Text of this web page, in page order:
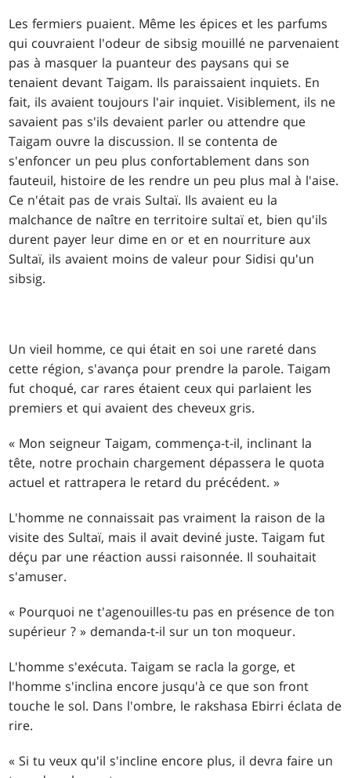
Les fermiers puaient. Même les épices et les parfums
qui couvraient l'odeur de sibsig mouillé ne parvenaient
pas à masquer la puanteur des paysans qui se
tenaient devant Taigam. Ils paraissaient inquiets. En
fait, ils avaient toujours l'air inquiet. Visiblement, ils ne
savaient pas s'ils devaient parler ou attendre que
Taigam ouvre la discussion. Il se contenta de
s'enfoncer un peu plus confortablement dans son
fauteuil, histoire de les rendre un peu plus mal à l'aise.
Ce n'était pas de vrais Sultaï. Ils avaient eu la
malchance de naître en territoire sultaï et, bien qu'ils
durent payer leur dime en or et en nourriture aux
Sultaï, ils avaient moins de valeur pour Sidisi qu'un
sibsig.
Un vieil homme, ce qui était en soi une rareté dans
cette région, s'avança pour prendre la parole. Taigam
fut choqué, car rares étaient ceux qui parlaient les
premiers et qui avaient des cheveux gris.
« Mon seigneur Taigam, commença-t-il, inclinant la
tête, notre prochain chargement dépassera le quota
actuel et rattrapera le retard du précédent. »
L'homme ne connaissait pas vraiment la raison de la
visite des Sultaï, mais il avait deviné juste. Taigam fut
déçu par une réaction aussi raisonnée. Il souhaitait
s'amuser.
« Pourquoi ne t'agenouilles-tu pas en présence de ton
supérieur ? » demanda-t-il sur un ton moqueur.
L'homme s'exécuta. Taigam se racla la gorge, et
l'homme s'inclina encore jusqu'à ce que son front
touche le sol. Dans l'ombre, le rakshasa Ebirri éclata de
rire.
« Si tu veux qu'il s'incline encore plus, il devra faire un